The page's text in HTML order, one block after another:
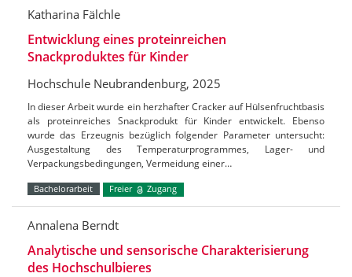
Katharina Fälchle
Entwicklung eines proteinreichen
Snackproduktes für Kinder
Hochschule Neubrandenburg, 2025
In dieser Arbeit wurde ein herzhafter Cracker auf Hülsenfruchtbasis
als proteinreiches Snackprodukt für Kinder entwickelt. Ebenso
wurde das Erzeugnis bezüglich folgender Parameter untersucht:
Ausgestaltung des Temperaturprogrammes, Lager- und
Verpackungsbedingungen, Vermeidung einer…
Bachelorarbeit Freier Zugang
Annalena Berndt
Analytische und sensorische Charakterisierung
des Hochschulbieres